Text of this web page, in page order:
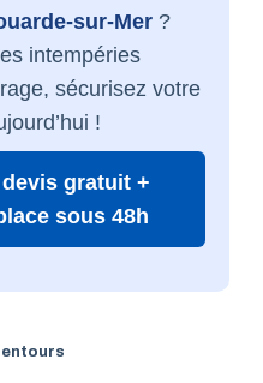
sur-Mer ?
intempéries
sécurisez votre
!
gratuit +
sous 48h